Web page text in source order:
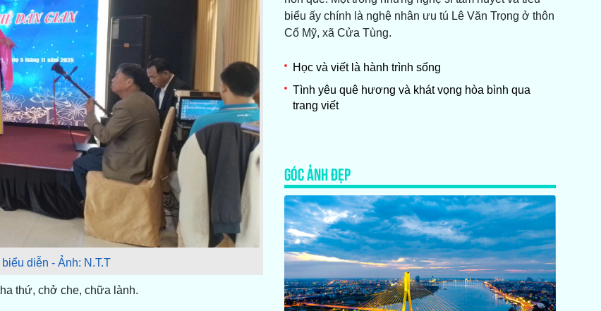
diễn - Ảnh: N.T.T
thứ, chở che, chữa lành.
biểu ấy chính là nghệ nhân ưu tú Lê Văn Trọng ở thôn
Cổ Mỹ, xã Cửa Tùng.
Học và viết là hành trình sống
Tình yêu quê hương và khát vọng hòa bình qua
trang viết
GÓC ẢNH ĐẸP